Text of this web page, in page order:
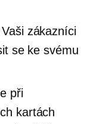
zákazníci
se ke svému
při
kartách